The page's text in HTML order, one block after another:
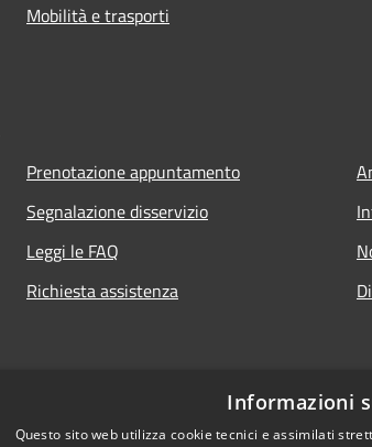
Mobilità e trasporti
Prenotazione appuntamento
Segnalazione disservizio
Leggi le FAQ
Richiesta assistenza
Informazioni
Questo sito web utilizza cookie tecnici e assimilati